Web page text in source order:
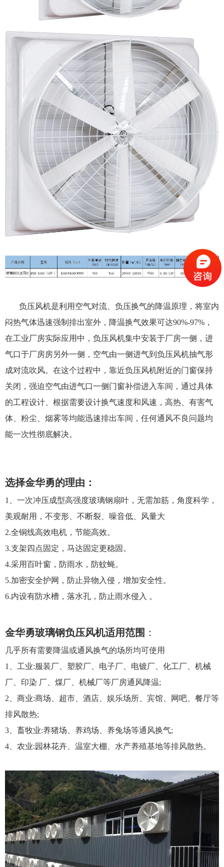
负压风机是利用空气对流、负压换气的降温原理，将室内
闷热气体迅速强制排出室外，降温换气效果可达90%-97%，
在工业厂房实际应用中，负压风机集中安装于厂房一侧，进
气口于厂房房另外一侧，空气由一侧进气到负压风机抽气形
成对流吹风。在这个过程中，靠近负压风机附近的门窗保持
关闭，强迫空气由进气口一侧门窗补偿进入车间，通过具体
的工程设计、根据需要设计换气速度和风速，高热、有害气
体、粉尘、烟雾等均能迅速排出车间，任何通风不良问题均
能一次性彻底解决。
选择金华勇的理由：
1、 一次冲压成型高强度玻璃钢扇叶，无需加筋，角度科学，
美观耐用，不变形、不断裂、噪音低、风量大
2.全铜线高效电机，节能高效。
3.支架四点固定，马达固定更稳固。
4.采用百叶窗，防雨水，防蚊蝇。
5.加密安全护网，防止异物入侵，增加安全性。
6.内设有防水槽，落水孔，防止雨水侵入 。
金华勇玻璃钢负压风机适用范围 ：
几乎所有需要降温或通风换气的场所均可使用
1、工业:服装厂、塑胶厂、电子厂、电镀厂、化工厂、机械
厂、印染 厂、煤厂、机械厂等厂房通风降温;
2、商业:商场、超市、酒店、娱乐场所、宾馆、网吧、餐厅等
排风散热;
3、畜牧业:养猪场、养鸡场、养兔场等通风换气;
4、农业:园林花卉、温室大棚、水产养殖基地等排风散热。